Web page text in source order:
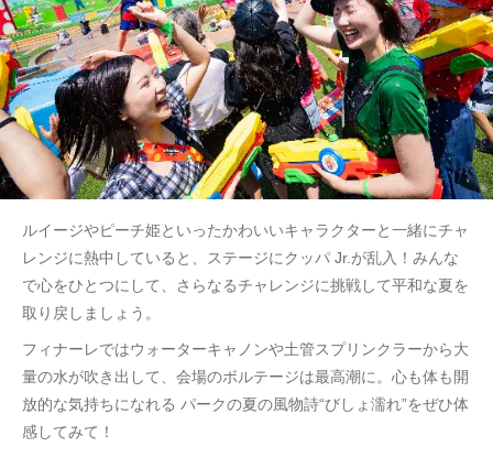
ルイージやピーチ姫といったかわいいキャラクターと一緒にチャ
レンジに熱中していると、ステージにクッパ Jr.が乱入！みんな
で心をひとつにして、さらなるチャレンジに挑戦して平和な夏を
取り戻しましょう。
フィナーレではウォーターキャノンや土管スプリンクラーから大
量の水が吹き出して、会場のボルテージは最高潮に。心も体も開
放的な気持ちになれる パークの夏の風物詩“びしょ濡れ”をぜひ体
感してみて！